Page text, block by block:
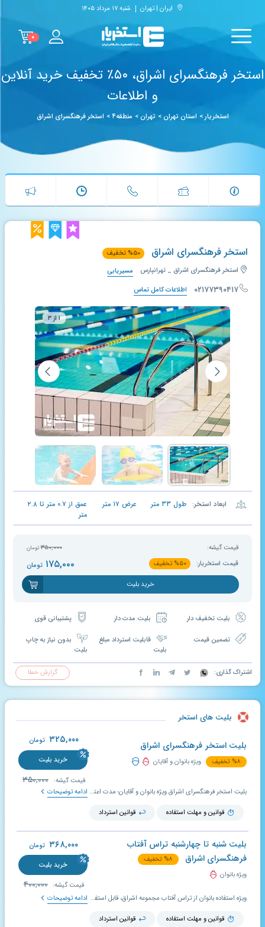
ایران | تهران شنبه ۱۷ مرداد ۱۴۰۵
۰
استخر فرهنگسرای اشراق، ۵۰٪ تخفیف خرید آنلاین
و اطلاعات
استخریار> استان تهران> تهران> منطقه۴ > استخر فرهنگسرای اشراق
استخر فرهنگسرای اشراق %۵۰ تخفیف
استخر فرهنگسرای اشراق _ تهرانپارس
مسیریابی
۰۲۱۷۷۳۹۰۴۱۷ اطلاعات کامل تماس
۱ از ۳
ابعاد استخر: طول ۳۳ متر عرض ۱۷ متر عمق از ۰.۷ متر تا ۲.۸
متر
قیمت گیشه: ۳۵۰,۰۰۰ تومان
قیمت استخریار: %۵۰ تخفیف ۱۷۵,۰۰۰ تومان
خرید بلیت
قابلیت استرداد مبلغ
بلیت
پشتیبانی قوی
بدون نیاز به چاپ
بلیت
اشتراک گذاری: گزارش خطا
بلیت های استخر
بلیت استخر فرهنگسرای اشراق
%۸ تخفیف ویژه بانوان و آقایان
۳۲۵,۰۰۰ تومان
خرید بلیت
قیمت گیشه: ۳۵۰,۰۰۰
بلیت استخر فرهنگسرای اشراق ویژه بانوان و آقایان؛ مدت اعتبار بلیت تخفیف دار استخریار ۱۰ روز است و در صورت عدم استفاده در مدت معین شده، قابل تمدید و استرداد می باشد. ادامه توضیحات
قوانین و مهلت استفاده قوانین استرداد
بلیت شنبه تا چهارشنبه تراس آفتاب
فرهنگسرای اشراق
%۸
تخفیف
ویژه بانوان
۳۶۸,۰۰۰ تومان
خرید بلیت
قیمت گیشه: ۴۰۰,۰۰۰
ویژه استفاده بانوان از تراس آفتاب مجموعه اشراق، قابل استفاده از شنبه تا چهارشنبه؛ (توجه داشته باشید خرید آنلاین بلیت به معنای رزرو سانس خاصی نیست و در صورت تکمیل ظرفیت مجموعه، با توجه به اعتبار ۱۰ روزه بلیت، امکان استفاده در روزهای آتی نیز وجود دارد.) ادامه توضیحات
قوانین و مهلت استفاده قوانین استرداد